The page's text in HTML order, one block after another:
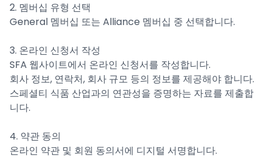
2. 멤버십 유형 선택
General 멤버십 또는 Alliance 멤버십 중 선택합니다.
3. 온라인 신청서 작성
SFA 웹사이트에서 온라인 신청서를 작성합니다.
회사 정보, 연락처, 회사 규모 등의 정보를 제공해야 합니다.
스페셜티 식품 산업과의 연관성을 증명하는 자료를 제출합
니다.
4. 약관 동의
온라인 약관 및 회원 동의서에 디지털 서명합니다.